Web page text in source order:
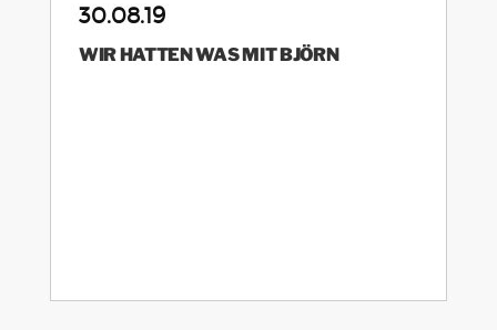
30.08.19
WIR HATTEN WAS MIT BJÖRN